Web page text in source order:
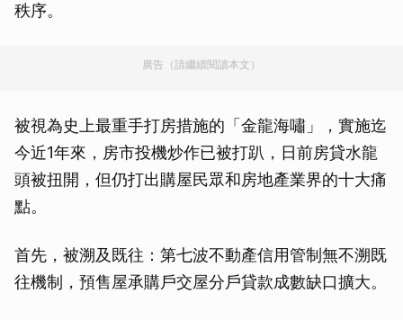
秩序。
廣告（請繼續閱讀本文）
被視為史上最重手打房措施的「金龍海嘯」，實施迄
今近1年來，房市投機炒作已被打趴，日前房貸水龍
頭被扭開，但仍打出購屋民眾和房地產業界的十大痛
點。
首先，被溯及既往：第七波不動產信用管制無不溯既
往機制，預售屋承購戶交屋分戶貸款成數缺口擴大。